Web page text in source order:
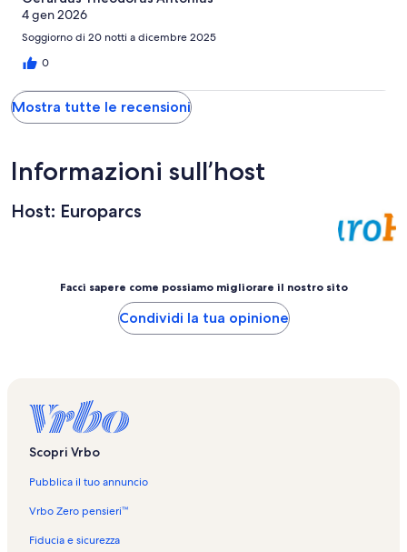
recensioni
su
recensioni
4 gen 2026
Soggiorno di 20 notti a dicembre 2025
0
Mostra tutte le recensioni
Informazioni sull’host
Host: Europarcs
Facci sapere come possiamo migliorare il nostro sito
Condividi la tua opinione
Scopri Vrbo
Pubblica il tuo annuncio
Vrbo Zero pensieri™
Fiducia e sicurezza